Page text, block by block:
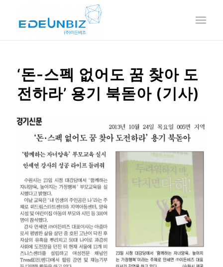
‘돈-스펙 없어도 꿈 찾아 도
전하라’ 용기 북돋아 (기사)